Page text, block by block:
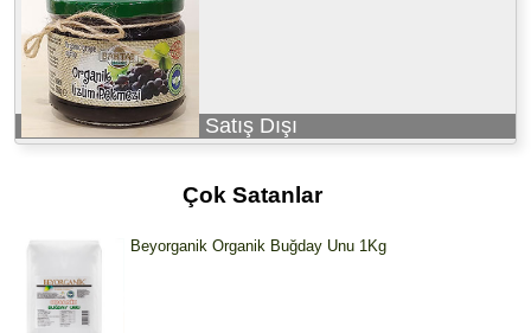
Satış Dışı
Çok Satanlar
Beyorganik Organik Buğday Unu 1Kg